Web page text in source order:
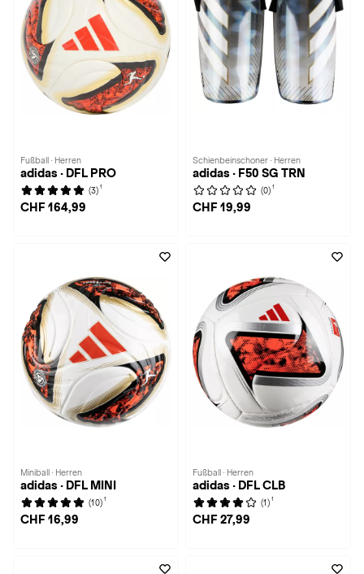
Fußball · Herren
adidas · DFL PRO
(3) 1
CHF 164,99
Schienbeinschoner · Herren
adidas · F50 SG TRN
(0) 1
CHF 19,99
Miniball · Herren
adidas · DFL MINI
(10) 1
CHF 16,99
Fußball · Herren
adidas · DFL CLB
(1) 1
CHF 27,99